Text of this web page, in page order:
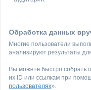
Обработка данных
Многие пользователи
анализируют результаты
Вы можете быстро собрать
их ID или ссылкам при
пользователях».